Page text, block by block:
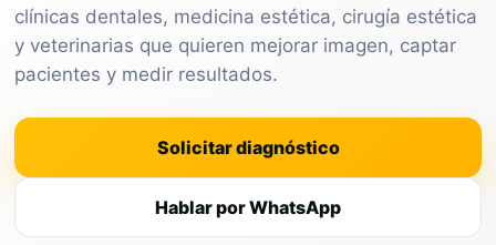
clínicas dentales, medicina estética, cirugía estética
y veterinarias que quieren mejorar imagen, captar
pacientes y medir resultados.
Solicitar diagnóstico
Hablar por WhatsApp